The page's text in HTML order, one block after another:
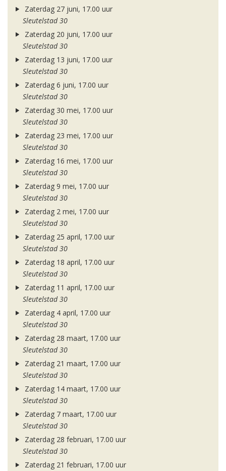
Zaterdag 27 juni, 17.00 uur
Sleutelstad 30
Zaterdag 20 juni, 17.00 uur
Sleutelstad 30
Zaterdag 13 juni, 17.00 uur
Sleutelstad 30
Zaterdag 6 juni, 17.00 uur
Sleutelstad 30
Zaterdag 30 mei, 17.00 uur
Sleutelstad 30
Zaterdag 23 mei, 17.00 uur
Sleutelstad 30
Zaterdag 16 mei, 17.00 uur
Sleutelstad 30
Zaterdag 9 mei, 17.00 uur
Sleutelstad 30
Zaterdag 2 mei, 17.00 uur
Sleutelstad 30
Zaterdag 25 april, 17.00 uur
Sleutelstad 30
Zaterdag 18 april, 17.00 uur
Sleutelstad 30
Zaterdag 11 april, 17.00 uur
Sleutelstad 30
Zaterdag 4 april, 17.00 uur
Sleutelstad 30
Zaterdag 28 maart, 17.00 uur
Sleutelstad 30
Zaterdag 21 maart, 17.00 uur
Sleutelstad 30
Zaterdag 14 maart, 17.00 uur
Sleutelstad 30
Zaterdag 7 maart, 17.00 uur
Sleutelstad 30
Zaterdag 28 februari, 17.00 uur
Sleutelstad 30
Zaterdag 21 februari, 17.00 uur